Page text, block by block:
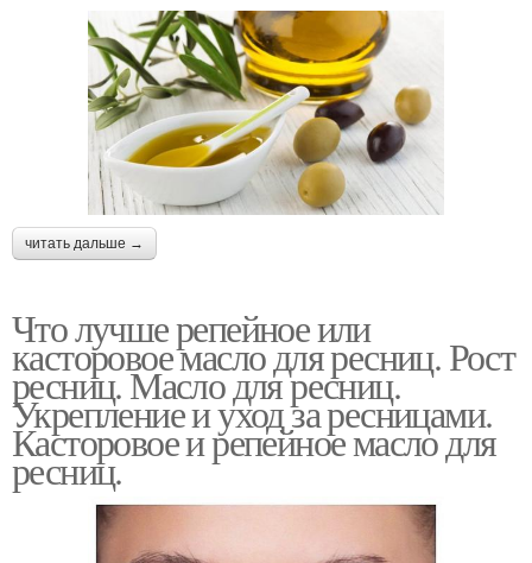
читать дальше →
Что лучше репейное или
касторовое масло для ресниц. Рост
ресниц. Масло для ресниц.
Укрепление и уход за ресницами.
Касторовое и репейное масло для
ресниц.